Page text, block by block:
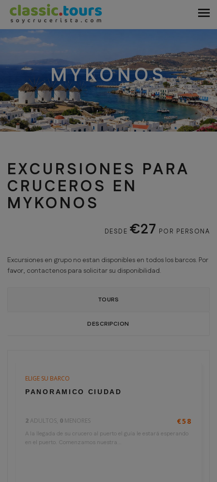
MYKONOS
EXCURSIONES PARA
CRUCEROS EN
MYKONOS
DESDE €27 POR PERSONA
Excursiones en grupo no estan disponibles en todos los barcos. Por
favor, contactenos para solicitar su disponibilidad.
TOURS
DESCRIPCION
3 horas
ELIGE SU BARCO
PANORAMICO CIUDAD
2ADULTOS, 0 MENORES €58
A la llegada de su crucero al puerto el guía le estará esperando
en el puerto. Comenzamos nuestra...